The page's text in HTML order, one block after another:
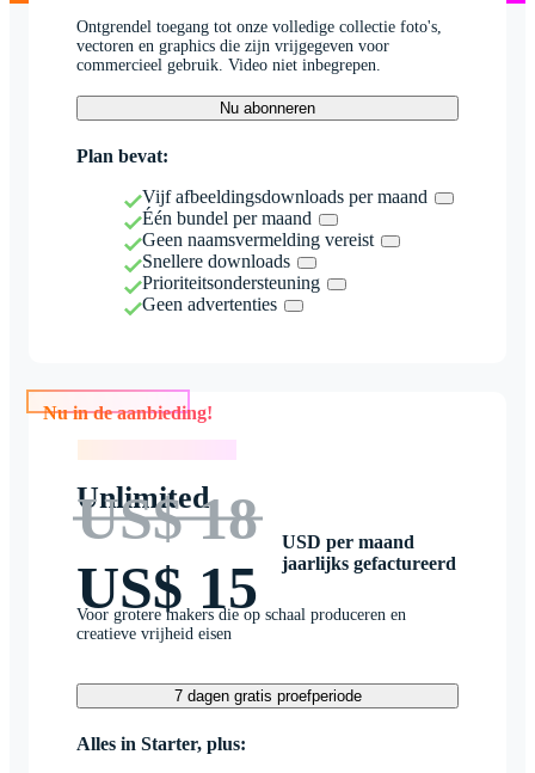
Ontgrendel toegang tot onze volledige collectie foto's,
vectoren en graphics die zijn vrijgegeven voor
commercieel gebruik. Video niet inbegrepen.
Nu abonneren
Plan bevat:
Vijf afbeeldingsdownloads per maand
Één bundel per maand
Geen naamsvermelding vereist
Snellere downloads
Prioriteitsondersteuning
Geen advertenties
Nu in de aanbieding!
Unlimited
US$ 18
US$ 15
USD per maand
jaarlijks gefactureerd
Voor grotere makers die op schaal produceren en
creatieve vrijheid eisen
7 dagen gratis proefperiode
Alles in Starter, plus: